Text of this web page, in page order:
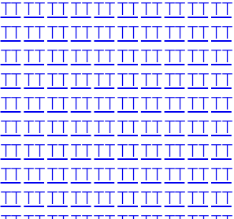
TTTTTTTTTTTTTTTTTTTT
TTTTTTTTTTTTTTTTTTTT
TTTTTTTTTTTTTTTTTTTT
TTTTTTTTTTTTTTTTTTTT
TTTTTTTTTTTTTTTTTTTT
TTTTTTTTTTTTTTTTTTTT
TTTTTTTTTTTTTTTTTTTT
TTTTTTTTTTTTTTTTTTTT
TTTTTTTTTTTTTTTTTTTT